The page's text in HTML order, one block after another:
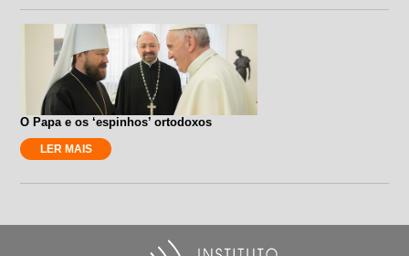
O Papa e os ‘espinhos’ ortodoxos
LER MAIS